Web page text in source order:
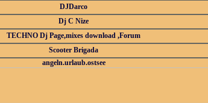
DJDarco
Dj C Nize
TECHNO Dj Page,mixes download ,Forum
Scooter Brigada
angeln.urlaub.ostsee